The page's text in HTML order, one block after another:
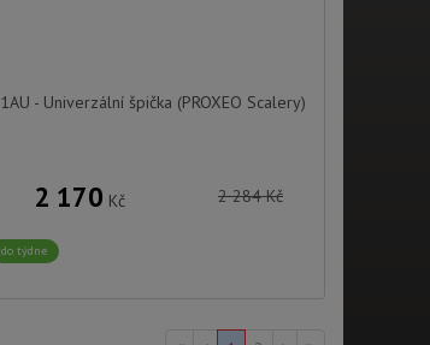
1AU - Univerzální špička (PROXEO Scalery)
2 170 Kč 2 284 Kč
do týdne